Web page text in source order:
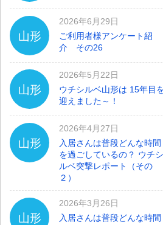
盟について
体調や病状が悪化しても
ますか？
認知症でも入れますか？
入居金が無料～何千万
あるけど、どこが違うの
入居するとどんな人がサ
くれるの？
本当に相談無料？
他の紹介会社と「ウチシ
山形
2026年6月29日
ご利用者様アンケート紹
介 その26
山形
2026年5月22日
ウチシルベ山形は 15年目
迎えました～！
山形
2026年4月27日
入居さんは普段どんな時間
を過ごしているの？ ウチシ
ルベ突撃レポート（その
２）
山形
2026年3月26日
入居さんは普段どんな時間